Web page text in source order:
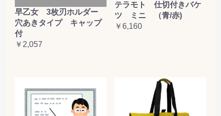
早乙女 3枚刃ホルダー
穴あきタイプ キャップ
付
￥2,057
テラモト 仕切付きバケ
ツ ミニ （青/赤)
￥6,160